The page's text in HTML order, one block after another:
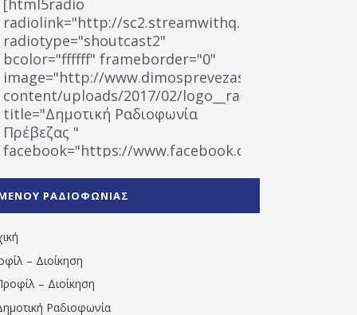
radiolink="http://sc2.streamwithq.com:8028/
radiotype="shoutcast2"
bcolor="ffffff" frameborder="0"
image="http://www.dimosprevezas.gr/wp-
content/uploads/2017/02/logo__radiofonias.jpg"
title="Δημοτική Ραδιοφωνία
Πρέβεζας "
facebook="https://www.facebook.com/
1531194763766854/" artist="" ]
ΡΑΔΙΟΦΩΝΙΑΣ
– Διοίκηση
– Διοίκηση
Ραδιοφωνία